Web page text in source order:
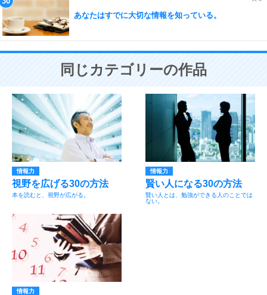
あなたはすでに大切な情報を知っている。
同じカテゴリーの作品
情報力
視野を広げる30の方法
本を読むと、視野が広がる。
情報力
賢い人になる30の方法
賢い人とは、勉強ができる人のことでは
ない。
情報力